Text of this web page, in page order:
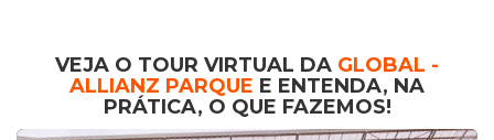
VEJA O TOUR VIRTUAL DA GLOBAL -
ALLIANZ PARQUE E ENTENDA, NA
PRÁTICA, O QUE FAZEMOS!